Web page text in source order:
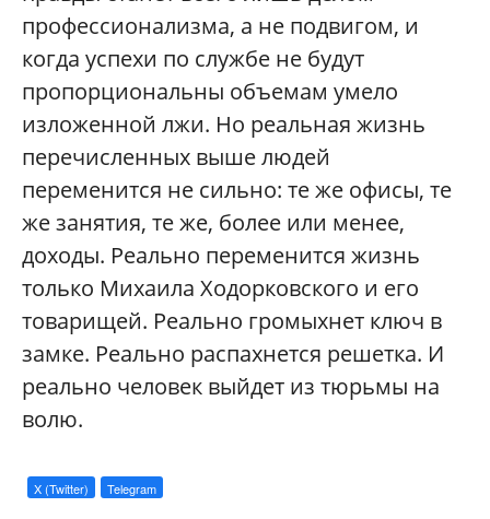
профессионализма, а не подвигом, и
когда успехи по службе не будут
пропорциональны объемам умело
изложенной лжи. Но реальная жизнь
перечисленных выше людей
переменится не сильно: те же офисы, те
же занятия, те же, более или менее,
доходы. Реально переменится жизнь
только Михаила Ходорковского и его
товарищей. Реально громыхнет ключ в
замке. Реально распахнется решетка. И
реально человек выйдет из тюрьмы на
волю.
X (Twitter) Telegram